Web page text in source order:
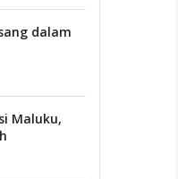
dalam
Maluku,